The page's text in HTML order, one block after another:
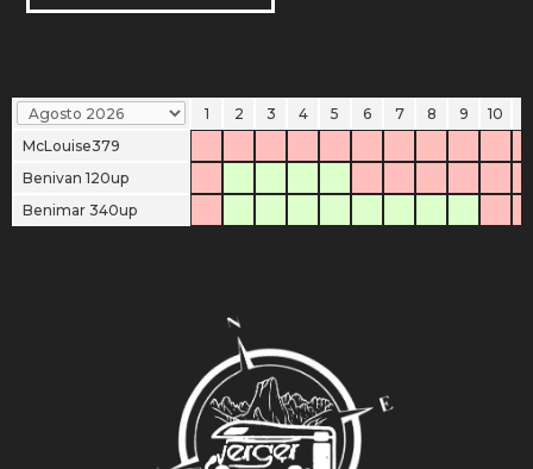
1 2 3 4 5 6 7 8 9 10
McLouise379
Benivan 120up
Benimar 340up